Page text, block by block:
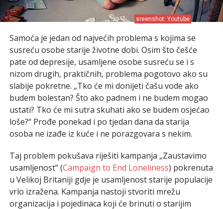
sreenshot: Youtube
Samoća je jedan od najvećih problema s kojima se
susreću osobe starije životne dobi. Osim što češće
pate od depresije, usamljene osobe susreću se i s
nizom drugih, praktičnih, problema pogotovo ako su
slabije pokretne. „Tko će mi donijeti čašu vode ako
budem bolestan? Što ako padnem i ne budem mogao
ustati? Tko će mi sutra skuhati ako se budem osjećao
loše?“ Prođe ponekad i po tjedan dana da starija
osoba ne izađe iz kuće i ne porazgovara s nekim.
Taj problem pokušava riješiti kampanja „Zaustavimo
usamljenost“ (Campaign to End Loneliness) pokrenuta
u Velikoj Britaniji gdje je usamljenost starije populacije
vrlo izražena. Kampanja nastoji stvoriti mrežu
organizacija i pojedinaca koji će brinuti o starijim